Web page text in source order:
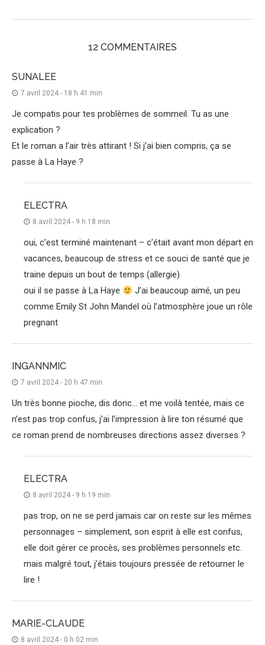
12 COMMENTAIRES
SUNALEE
7 avril 2024 - 18 h 41 min
Je compatis pour tes problèmes de sommeil. Tu as une
explication ?
Et le roman a l’air très attirant ! Si j’ai bien compris, ça se
passe à La Haye ?
ELECTRA
8 avril 2024 - 9 h 18 min
oui, c’est terminé maintenant – c’était avant mon départ en
vacances, beaucoup de stress et ce souci de santé que je
traine depuis un bout de temps (allergie)
oui il se passe à La Haye
J’ai beaucoup aimé, un peu
comme Emily St John Mandel où l’atmosphère joue un rôle
pregnant
INGANNMIC
7 avril 2024 - 20 h 47 min
Un très bonne pioche, dis donc… et me voilà tentée, mais ce
n’est pas trop confus, j’ai l’impression à lire ton résumé que
ce roman prend de nombreuses directions assez diverses ?
ELECTRA
8 avril 2024 - 9 h 19 min
pas trop, on ne se perd jamais car on reste sur les mêmes
personnages – simplement, son esprit à elle est confus,
elle doit gérer ce procès, ses problèmes personnels etc.
mais malgré tout, j’étais toujours pressée de retourner le
lire !
MARIE-CLAUDE
8 avril 2024 - 0 h 02 min